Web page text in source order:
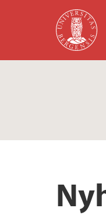
Hopp til hovedinnhold